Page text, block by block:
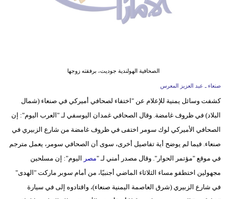
علوم
وتكنولوجيا
مدوَّنات
الصحافية الهولندية جوديت، برفقته زوجها
صنعاء ـ عبد العزيز المعرس
كشفت وسائل يمنية للإعلام عن "اختفاء لصحافي أميركي في صنعاء (شمال
البلاد) في ظروف غامضة. وقال الصحافي غمدان اليوسفي لـ "العرب اليوم": إن
الصحافي الأميركي لوك سومر اختفى في ظروف غامضة من شارع الزبيري في
صنعاء. فيما لم يوضح أية تفاصيل أخرى، سوى أن الصحافي سومر، يعمل مترجم
في موقع "مؤتمر الحوار". وقال مصدر أمني لـ "مصر اليوم": إن مسلحين
مجهولين اختطفو مساء الثلاثاء الماضي أجنبيًا، من أمام سوبر ماركت "الهدى"
في شارع الزبيري (شرق العاصمة اليمنية صنعاء)، واقتادوه إلى في سيارة